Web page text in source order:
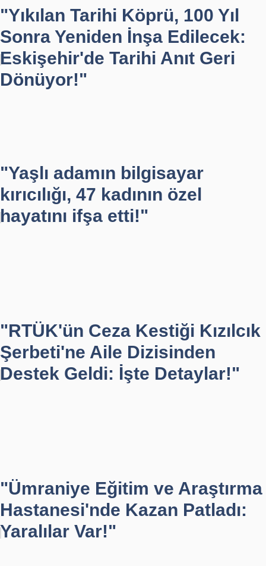
"Yıkılan Tarihi Köprü, 100 Yıl
Sonra Yeniden İnşa Edilecek:
Eskişehir'de Tarihi Anıt Geri
Dönüyor!"
"Yaşlı adamın bilgisayar
kırıcılığı, 47 kadının özel
hayatını ifşa etti!"
"RTÜK'ün Ceza Kestiği Kızılcık
Şerbeti'ne Aile Dizisinden
Destek Geldi: İşte Detaylar!"
"Ümraniye Eğitim ve Araştırma
Hastanesi'nde Kazan Patladı:
Yaralılar Var!"